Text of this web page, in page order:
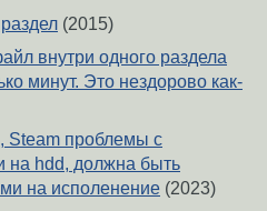
(2015)
внутри одного раздела
минут. Это нездорово как-
Steam проблемы с
на hdd, должна быть
на исполенение (2023)